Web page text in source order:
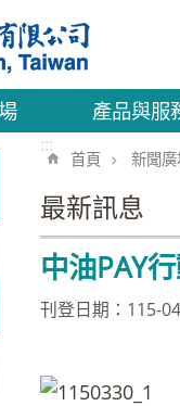
產品與服
:::
首頁 新聞
最新訊息
中油PAY
刊登日期：115-